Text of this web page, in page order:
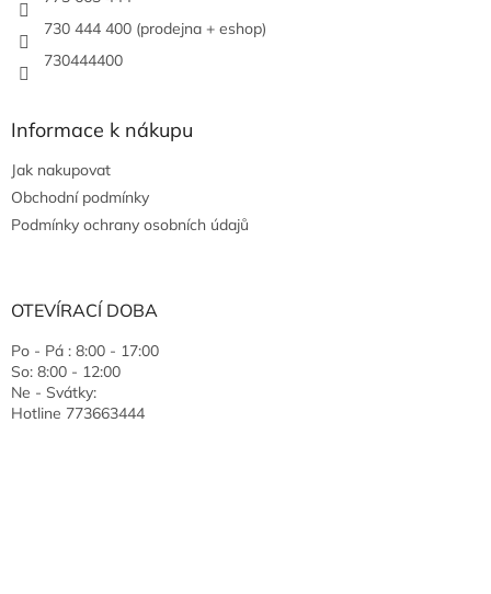
730 444 400 (prodejna + eshop)
730444400
Informace k nákupu
Jak nakupovat
Obchodní podmínky
Podmínky ochrany osobních údajů
OTEVÍRACÍ DOBA
Po - Pá : 8:00 - 17:00
So: 8:00 - 12:00
Ne - Svátky:
Hotline 773663444